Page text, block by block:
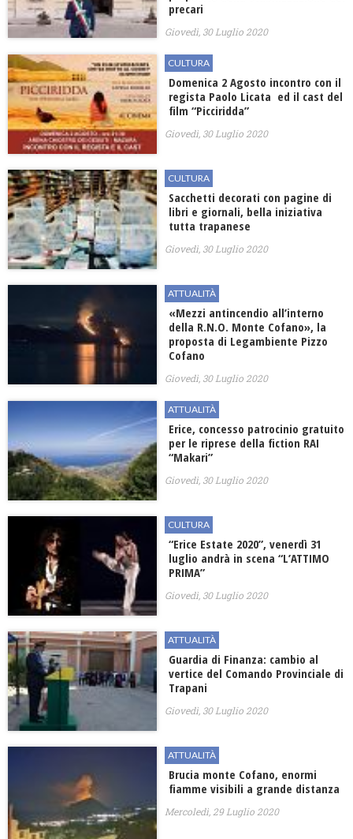
precari
Giovedì, 30 Luglio 2020
CULTURA
Domenica 2 Agosto incontro con il
regista Paolo Licata ed il cast del
film “Picciridda”
Giovedì, 30 Luglio 2020
CULTURA
Sacchetti decorati con pagine di
libri e giornali, bella iniziativa
tutta trapanese
Giovedì, 30 Luglio 2020
ATTUALITÀ
«Mezzi antincendio all’interno
della R.N.O. Monte Cofano», la
proposta di Legambiente Pizzo
Cofano
Giovedì, 30 Luglio 2020
ATTUALITÀ
Erice, concesso patrocinio gratuito
per le riprese della fiction RAI
“Makari”
Giovedì, 30 Luglio 2020
CULTURA
“Erice Estate 2020”, venerdì 31
luglio andrà in scena “L’ATTIMO
PRIMA”
Giovedì, 30 Luglio 2020
ATTUALITÀ
Guardia di Finanza: cambio al
vertice del Comando Provinciale di
Trapani
Giovedì, 30 Luglio 2020
ATTUALITÀ
Brucia monte Cofano, enormi
fiamme visibili a grande distanza
Mercoledì, 29 Luglio 2020